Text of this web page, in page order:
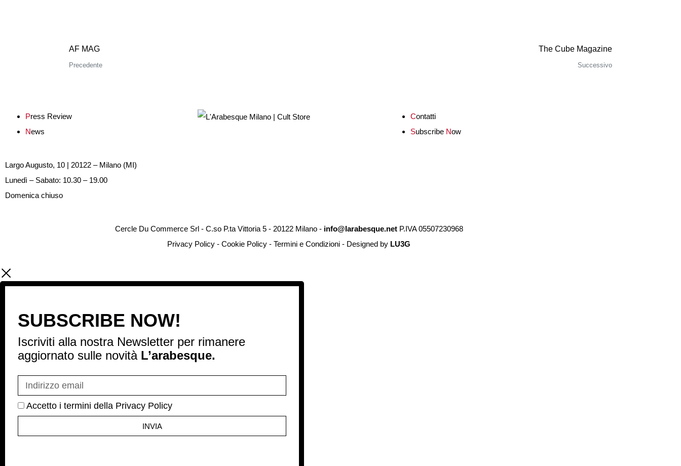
AF MAG
Precedente
The Cube Magazine
Successivo
Press Review
News
Contatti
Subscribe Now
Largo Augusto, 10 | 20122 – Milano (MI)
Lunedì – Sabato: 10.30 – 19.00
Domenica chiuso
Cercle Du Commerce Srl - C.so P.ta Vittoria 5 - 20122 Milano - info@larabesque.netP.IVA 05507230968
Privacy Policy - Cookie Policy - Termini e Condizioni - Designed by LU3G
SUBSCRIBE NOW!
Iscriviti alla nostra Newsletter per rimanere
aggiornato sulle novità L’arabesque.
Accetto i termini della Privacy Policy
INVIA